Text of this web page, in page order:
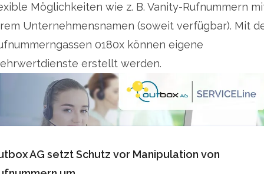
Möglichkeiten wie z. B. Vanity-Rufnummern
Unternehmensnamen (soweit verfügbar). Mit
0180x können eigene
erstellt werden.
AG setzt Schutz vor Manipulation von